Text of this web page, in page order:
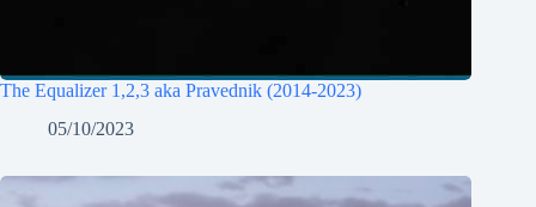
The Equalizer 1,2,3 aka Pravednik (2014-2023)
05/10/2023